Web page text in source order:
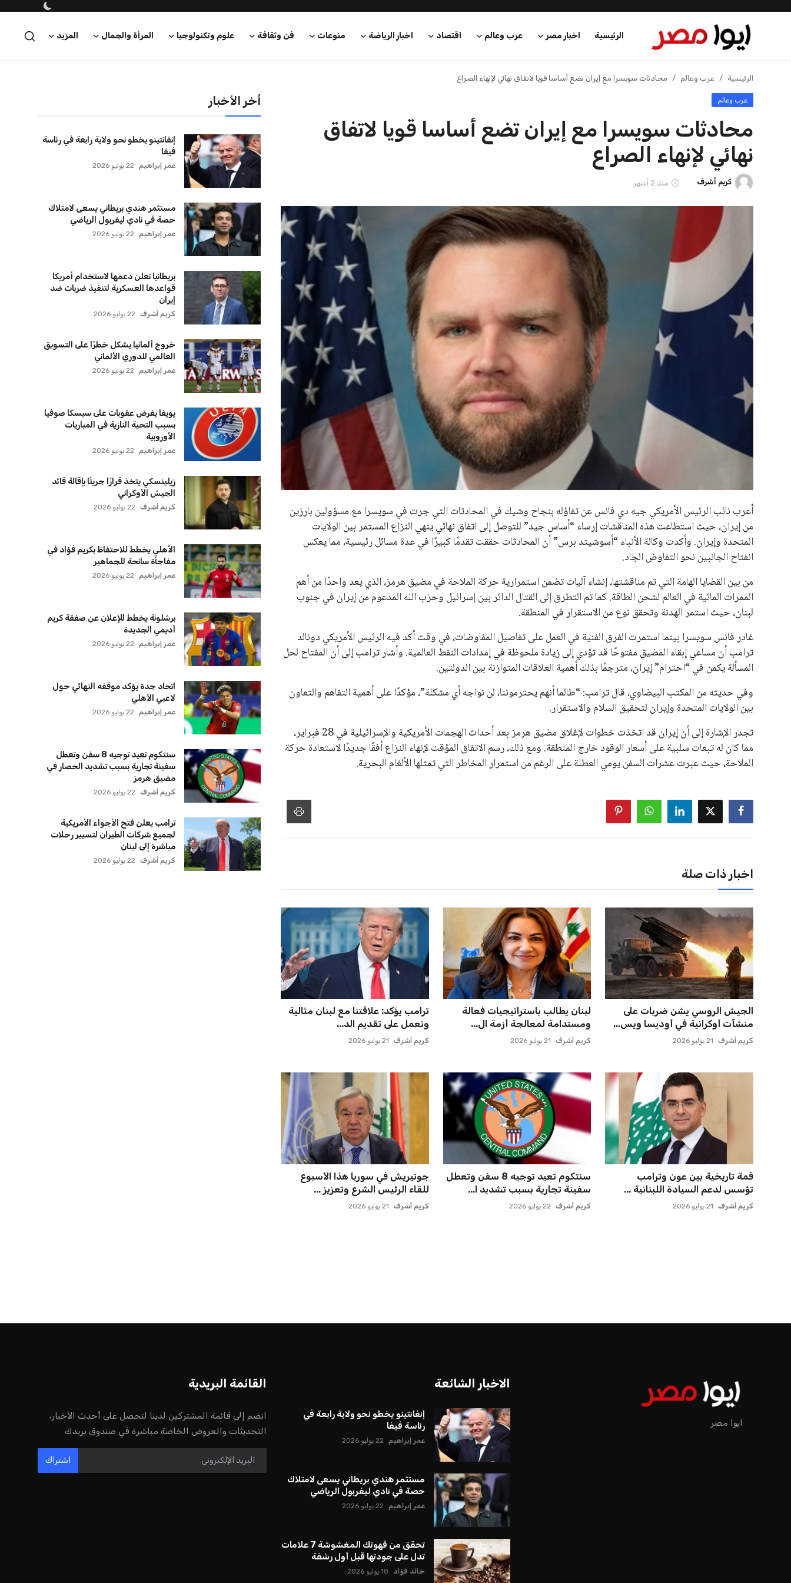
الرئيسية اخبار مصر عرب وعالم اقتصاد اخبار الرياضة منوعات فن وثقافة علوم وتكنولوجيا المرأة والجمال المزيد
الرئيسية
اخبار مصر
عرب وعالم
اخبار الرياضة
فن وثقافة
علوم وتكنولوجيا
المرأة والجمال
الرئيسية عرب وعالم محادثات سويسرا مع إيران تضع أساسا قويا لاتفاق نهائي لإنهاء الصراع
عرب وعالم
محادثات سويسرا مع إيران تضع أساسا قويا لاتفاق
نهائي لإنهاء الصراع
كريم أشرف منذ 2 أشهر
أعرب نائب الرئيس الأمريكي جيه دي فانس عن تفاؤله بنجاح وشيك في المحادثات التي جرت في سويسرا مع مسؤولين بارزين
من إيران، حيث استطاعت هذه المناقشات إرساء “أساس جيد” للتوصل إلى اتفاق نهائي ينهي النزاع المستمر بين الولايات
المتحدة وإيران. وأكدت وكالة الأنباء “أسوشيتد برس” أن المحادثات حققت تقدمًا كبيرًا في عدة مسائل رئيسية، مما يعكس
انفتاح الجانبين نحو التفاوض الجاد.
من بين القضايا الهامة التي تم مناقشتها، إنشاء آليات تضمن استمرارية حركة الملاحة في مضيق هرمز، الذي يعد واحدًا من أهم
الممرات المائية في العالم لشحن الطاقة. كما تم التطرق إلى القتال الدائر بين إسرائيل وحزب الله المدعوم من إيران في جنوب
لبنان، حيث استمر الهدنة وتحقق نوع من الاستقرار في المنطقة.
غادر فانس سويسرا بينما استمرت الفرق الفنية في العمل على تفاصيل المفاوضات، في وقت أكد فيه الرئيس الأمريكي دونالد
ترامب أن مساعي إبقاء المضيق مفتوحًا قد تؤدي إلى زيادة ملحوظة في إمدادات النفط العالمية. وأشار ترامب إلى أن المفتاح لحل
المسألة يكمن في “احترام” إيران، مترجمًا بذلك أهمية العلاقات المتوازنة بين الدولتين.
وفي حديثه من المكتب البيضاوي، قال ترامب: “طالما أنهم يحترموننا، لن نواجه أي مشكلة”، مؤكدًا على أهمية التفاهم والتعاون
بين الولايات المتحدة وإيران لتحقيق السلام والاستقرار.
تجدر الإشارة إلى أن إيران قد اتخذت خطوات لإغلاق مضيق هرمز بعد أحداث الهجمات الأمريكية والإسرائيلية في 28 فبراير،
مما كان له تبعات سلبية على أسعار الوقود خارج المنطقة. ومع ذلك، رسم الاتفاق المؤقت لإنهاء النزاع أفقًا جديدًا لاستعادة حركة
الملاحة، حيث عبرت عشرات السفن يومي العطلة على الرغم من استمرار المخاطر التي تمثلها الألغام البحرية.
اخبار ذات صلة
الجيش الروسي يشن ضربات على
منشآت أوكرانية في أوديسا ويس...
كريم أشرف 21 يوليو 2026
لبنان يطالب باستراتيجيات فعالة
ومستدامة لمعالجة أزمة ال...
كريم أشرف 21 يوليو 2026
ترامب يؤكد: علاقتنا مع لبنان مثالية
ونعمل على تقديم الد...
كريم أشرف 21 يوليو 2026
قمة تاريخية بين عون وترامب
تؤسس لدعم السيادة اللبنانية ...
كريم أشرف 21 يوليو 2026
سنتكوم تعيد توجيه 8 سفن وتعطل
سفينة تجارية بسبب تشديد ا...
كريم أشرف 22 يوليو 2026
جوتيريش في سوريا هذا الأسبوع
للقاء الرئيس الشرع وتعزيز ...
كريم أشرف 21 يوليو 2026
أخر الأخبار
إنفانتينو يخطو نحو ولاية رابعة في رئاسة
فيفا
عمر إبراهيم 22 يوليو 2026
مستثمر هندي بريطاني يسعى لامتلاك
حصة في نادي ليفربول الرياضي
عمر إبراهيم 22 يوليو 2026
بريطانيا تعلن دعمها لاستخدام أمريكا
قواعدها العسكرية لتنفيذ ضربات ضد
إيران
كريم أشرف 22 يوليو 2026
خروج ألمانيا يشكل خطرًا على التسويق
العالمي للدوري الألماني
عمر إبراهيم 22 يوليو 2026
يويفا يفرض عقوبات على سيسكا صوفيا
بسبب التحية النازية في المباريات
الأوروبية
عمر إبراهيم 22 يوليو 2026
زيلينسكي يتخذ قرارًا جريئًا بإقالة قائد
الجيش الأوكراني
كريم أشرف 22 يوليو 2026
الأهلي يخطط للاحتفاظ بكريم فؤاد في
مفاجأة سانحة للجماهير
عمر إبراهيم 22 يوليو 2026
برشلونة يخطط للإعلان عن صفقة كريم
أديمي الجديدة
عمر إبراهيم 22 يوليو 2026
اتحاد جدة يؤكد موقفه النهائي حول
لاعبي الأهلي
عمر إبراهيم 22 يوليو 2026
سنتكوم تعيد توجيه 8 سفن وتعطل
سفينة تجارية بسبب تشديد الحصار في
مضيق هرمز
كريم أشرف 22 يوليو 2026
ترامب يعلن فتح الأجواء الأمريكية
لجميع شركات الطيران لتسيير رحلات
مباشرة إلى لبنان
كريم أشرف 22 يوليو 2026
إنفانتينو يخطو نحو ولاية رابعة في رئاسة فيفا
عمر إبراهيم
عمر إبراهيم 22 يوليو 2026
مستثمر هندي بريطاني يسعى لامتلاك
حصة في نادي ليفربول الرياضي